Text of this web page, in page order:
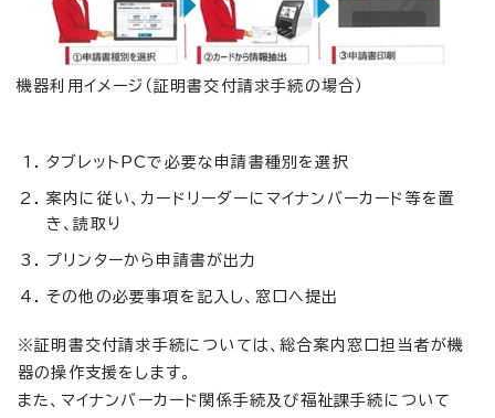
機器利用イメージ（証明書交付請求手続の場合）
タブレットPCで必要な申請書種別を選択
案内に従い、カードリーダーにマイナンバーカード等を置
き、読取り
プリンターから申請書が出力
その他の必要事項を記入し、窓口へ提出
※証明書交付請求手続については、総合案内窓口担当者が機
器の操作支援をします。
また、マイナンバーカード関係手続及び福祉課手続について